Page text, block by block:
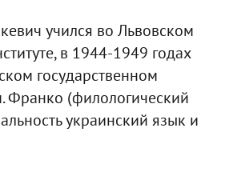
учился во Львовском
в 1944-1949 годах
государственном
Франко (филологический
украинский язык и